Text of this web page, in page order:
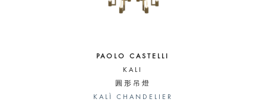
PAOLO CASTELLI
KALI
圓形吊燈
KALÌ CHANDELIER